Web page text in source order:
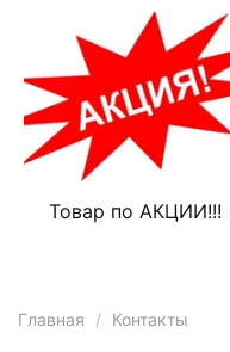
Товар по АКЦИИ!!!
Главная Контакты